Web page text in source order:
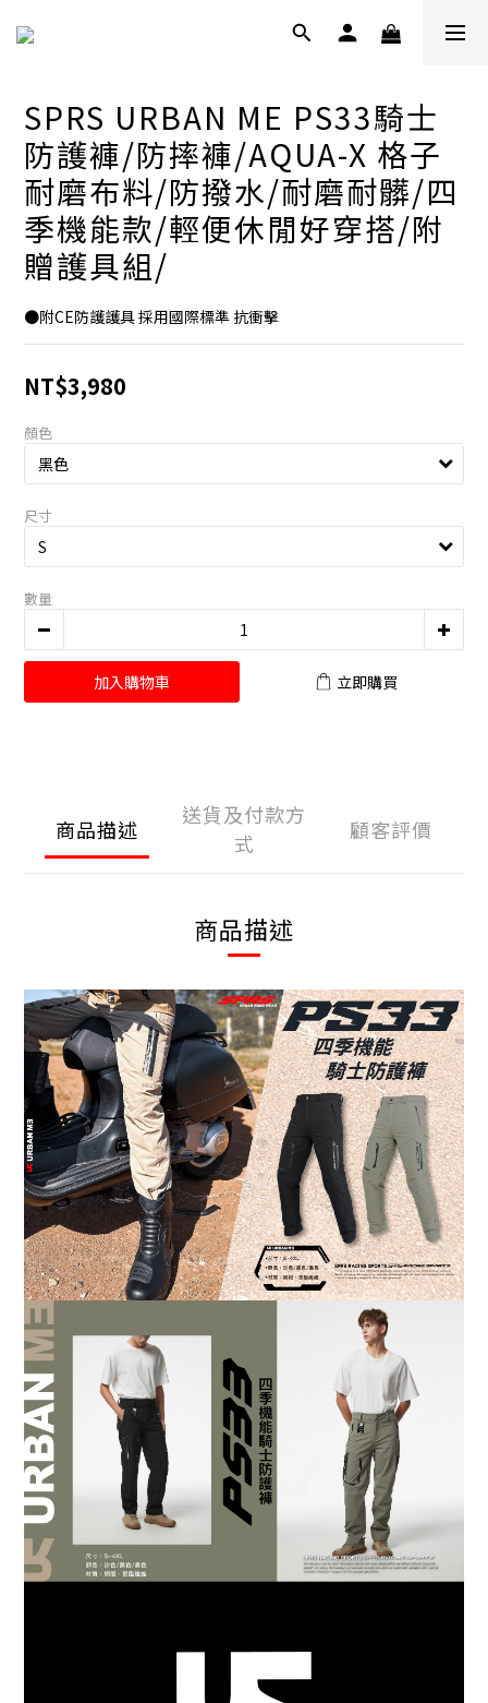
SPRS URBAN ME PS33騎士
防護褲/防摔褲/AQUA-X 格子
耐磨布料/防撥水/耐磨耐髒/四
季機能款/輕便休閒好穿搭/附
贈護具組/
●附CE防護護具 採用國際標準 抗衝擊
NT$3,980
顏色
尺寸
數量
加入購物車 立即購買
商品描述
送貨及付款方
式
顧客評價
商品描述